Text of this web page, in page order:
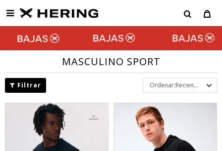

MASCULINO SPORT
Recientes